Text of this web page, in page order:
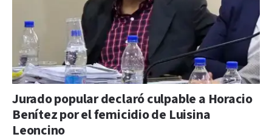
Jurado popular declaró culpable a Horacio
Benítez por el femicidio de Luisina
Leoncino